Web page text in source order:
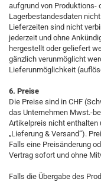
aufgrund von Produktions-
Lagerbestandesdaten
Lieferzeiten sind nicht
jederzeit und ohne
hergestellt oder geliefert
gänzlich verunmöglicht
Lieferunmöglichkeit
6. Preise
Die Preise sind in CHF
das Unternehmen Mwst.-
Artikelpreis nicht enthalten
„Lieferung & Versand“).
Falls eine Preisänderung
Vertrag sofort und ohne
Falls die Übergabe des